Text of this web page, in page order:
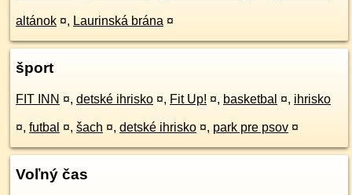
altánok ¤, Laurinská brána ¤
šport
FIT INN ¤, detské ihrisko ¤, Fit Up! ¤, basketbal ¤, ihrisko
¤, futbal ¤, šach ¤, detské ihrisko ¤, park pre psov ¤
Voľný čas